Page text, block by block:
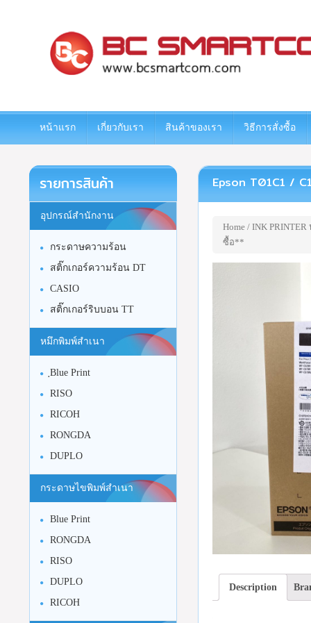
หน้าแรก เกี่ยวกับเรา สินค้าของเรา วิธีการสั่งซื้อ
Epson T01C1 /
Home/ INK
ซื้อ**
Description
รายการสินค้า
อุปกรณ์สำนักงาน
กระดาษความร้อน
สติ๊กเกอร์ความร้อน DT
CASIO
สติ๊กเกอร์ริบบอน TT
หมึกพิมพ์สำเนา
ฺBlue Print
RISO
RICOH
RONGDA
DUPLO
กระดาษไขพิมพ์สำเนา
Blue Print
RONGDA
RISO
DUPLO
RICOH